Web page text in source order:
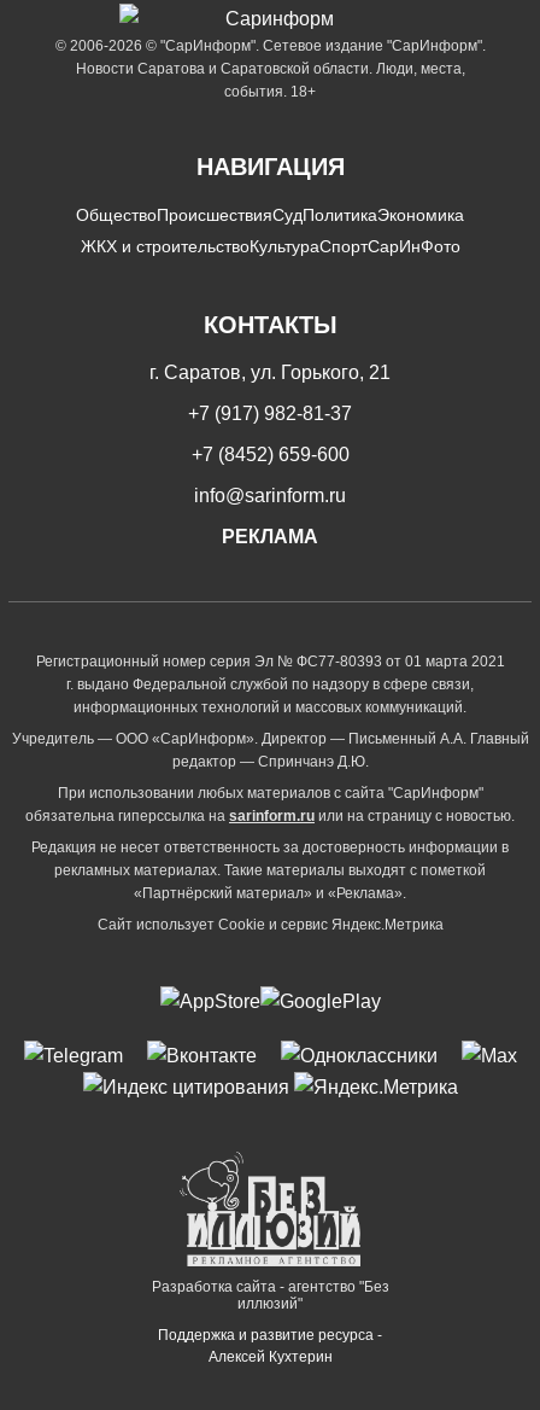
© 2006-2026 © "СарИнформ". Сетевое издание "СарИнформ".
Новости Саратова и Саратовской области. Люди, места,
события. 18+
НАВИГАЦИЯ
ОбществоПроисшествияСудПолитикаЭкономика
ЖКХ и строительствоКультураСпортСарИнФото
КОНТАКТЫ
г. Саратов, ул. Горького, 21
+7 (917) 982-81-37
+7 (8452) 659-600
info@sarinform.ru
РЕКЛАМА
Регистрационный номер серия Эл № ФС77-80393 от 01 марта 2021
г. выдано Федеральной службой по надзору в сфере связи,
информационных технологий и массовых коммуникаций.
Учредитель — ООО «СарИнформ». Директор — Письменный А.А. Главный
редактор — Спринчанэ Д.Ю.
При использовании любых материалов с сайта "СарИнформ"
обязательна гиперссылка на sarinform.ru или на страницу с новостью.
Редакция не несет ответственность за достоверность информации в
рекламных материалах. Такие материалы выходят с пометкой
«Партнёрский материал» и «Реклама».
Сайт использует Cookie и сервиc Яндекс.Метрика
Разработка сайта - агентство "Без
иллюзий"
Поддержка и развитие ресурса -
Алексей Кухтерин